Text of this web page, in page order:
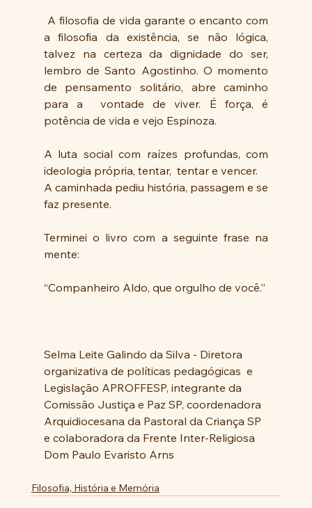
a filosofia da existência, se não lógica,
talvez na certeza da dignidade do ser,
lembro de Santo Agostinho. O momento
de pensamento solitário, abre caminho
para a  vontade de viver. É força, é
potência de vida e vejo Espinoza.
A luta social com raízes profundas, com
ideologia própria, tentar,  tentar e vencer.
A caminhada pediu história, passagem e se
faz presente.
Terminei o livro com a seguinte frase na
mente:
“Companheiro Aldo, que orgulho de você.”
Selma Leite Galindo da Silva - Diretora
organizativa de políticas pedagógicas  e
Legislação APROFFESP, integrante da
Comissão Justiça e Paz SP, coordenadora
Arquidiocesana da Pastoral da Criança SP
e colaboradora da Frente Inter-Religiosa
Dom Paulo Evaristo Arns
Filosofia, História e Memória